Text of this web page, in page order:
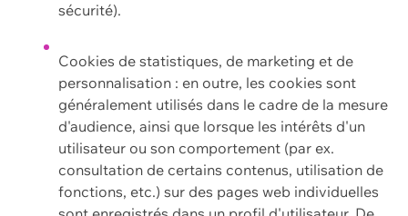
sécurité).
Cookies de statistiques, de marketing et de
personnalisation : en outre, les cookies sont
généralement utilisés dans le cadre de la mesure
d'audience, ainsi que lorsque les intérêts d'un
utilisateur ou son comportement (par ex.
consultation de certains contenus, utilisation de
fonctions, etc.) sur des pages web individuelles